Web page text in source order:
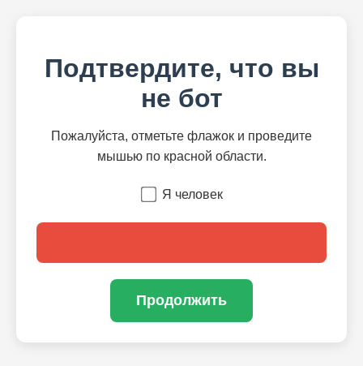
Подтвердите, что вы
не бот
Пожалуйста, отметьте флажок и проведите
мышью по красной области.
Я человек
Продолжить